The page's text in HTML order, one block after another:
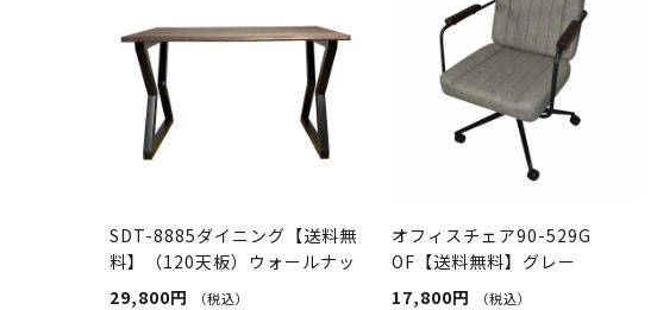
SDT-8885ダイニング【送料無
料】（120天板）ウォールナッ
ト×...
29,800円
（税込）
オフィスチェア90-529G
OF【送料無料】グレー
17,800円
（税込）